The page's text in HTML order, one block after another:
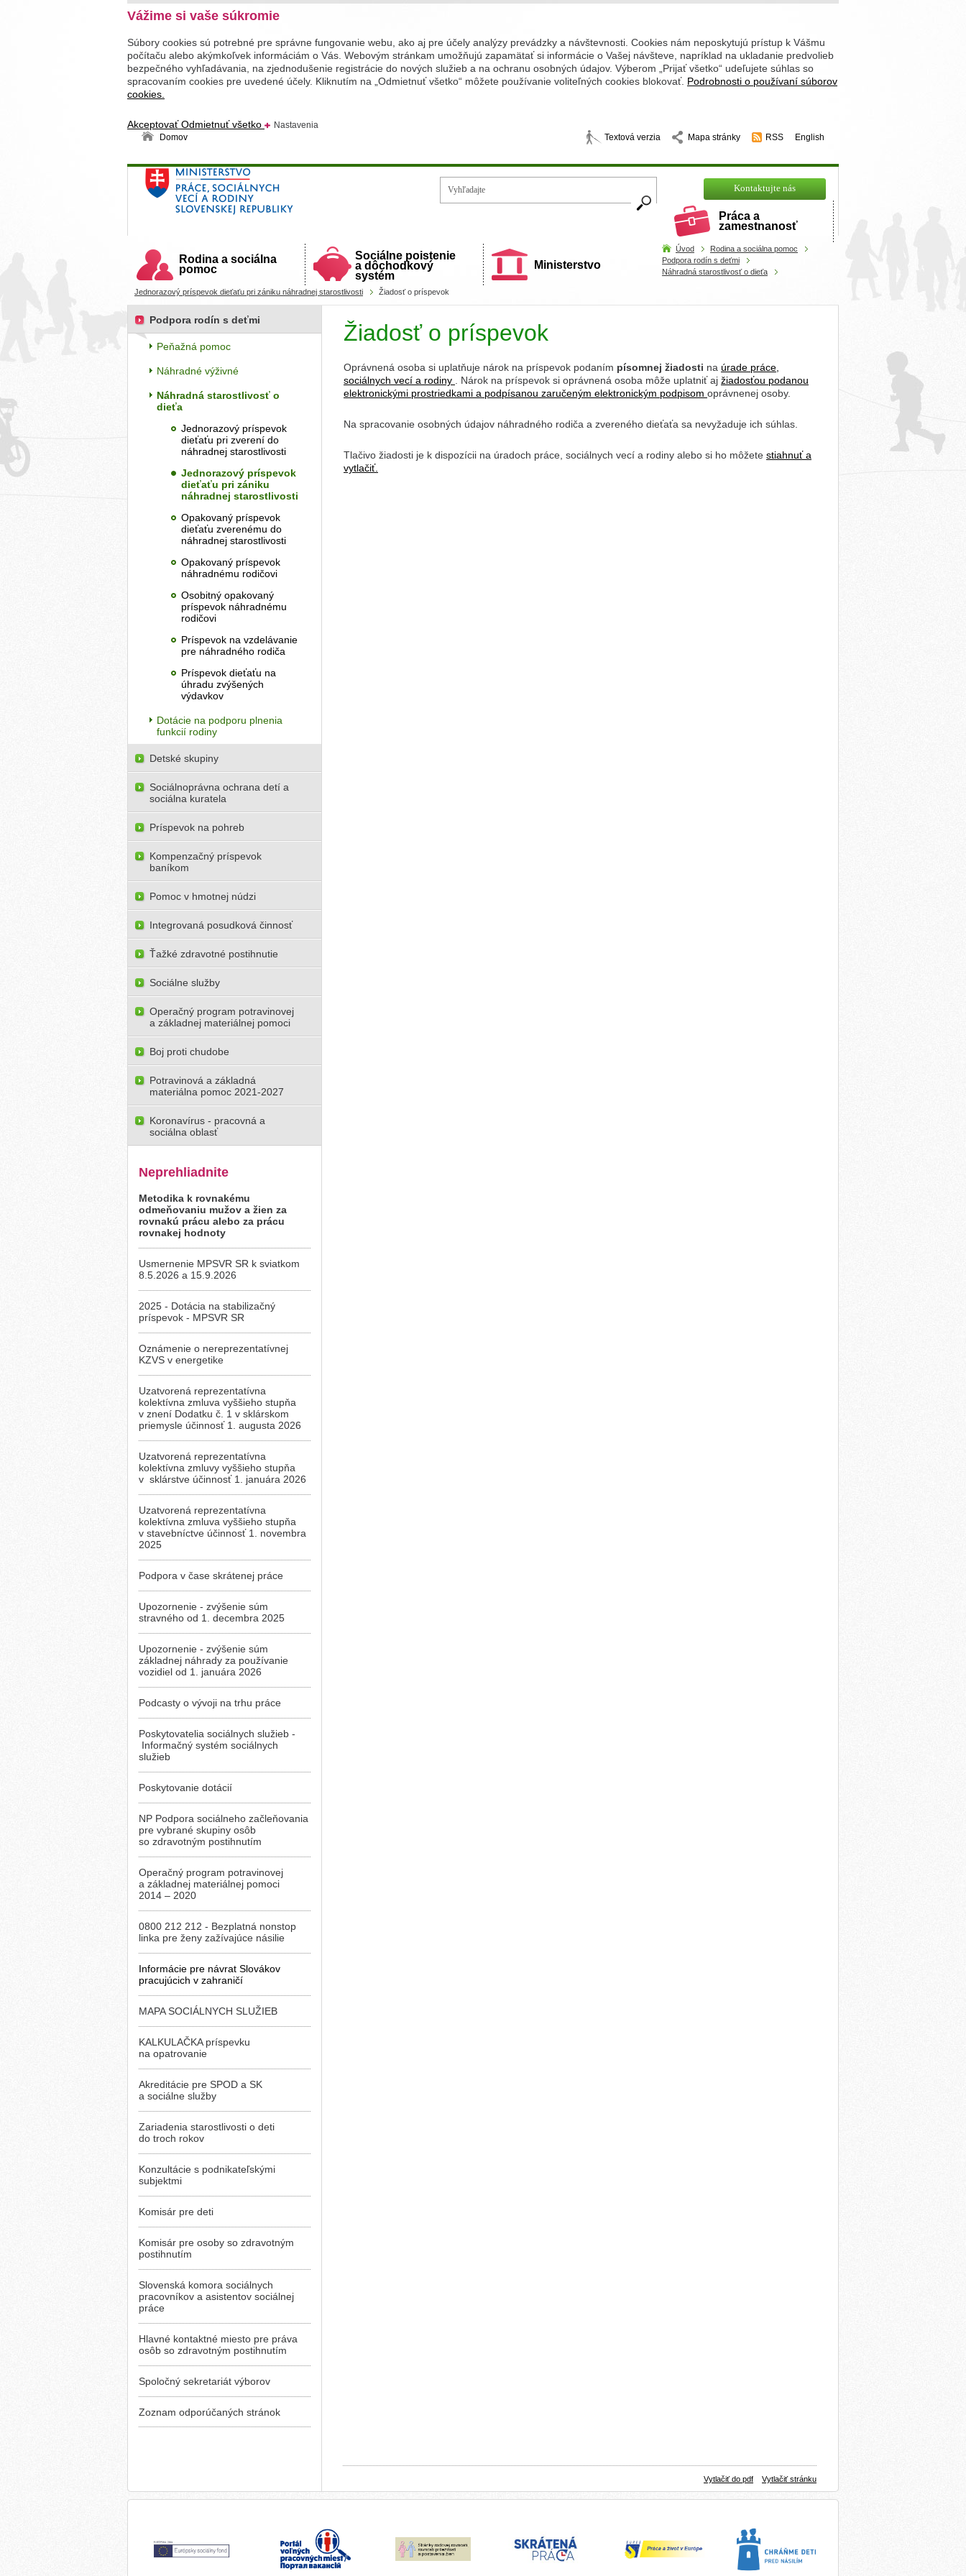
Vážime si vaše súkromie
Súbory cookies sú potrebné pre správne fungovanie webu, ako aj pre účely analýzy prevádzky a návštevnosti. Cookies nám neposkytujú prístup k Vášmu
počítaču alebo akýmkoľvek informáciám o Vás. Webovým stránkam umožňujú zapamätať si informácie o Vašej návšteve, napríklad na ukladanie predvolieb
bezpečného vyhľadávania, na zjednodušenie registrácie do nových služieb a na ochranu osobných údajov. Výberom „Prijať všetko“ udeľujete súhlas so
spracovaním cookies pre uvedené účely. Kliknutím na „Odmietnuť všetko“ môžete používanie voliteľných cookies blokovať. Podrobnosti o používaní súborov
cookies.
AkceptovaťOdmietnuť všetko
Nastavenia
Domov
Textová verzia Mapa stránky RSS English
Ministerstvo práce, sociálnych vecí a rodiny
Slovenskej republiky
Kontaktujte nás
Práca a
zamestnanosť
Rodina a sociálna
pomoc
Sociálne poistenie
a dôchodkový
systém
Ministerstvo
Úvod
Rodina a sociálna pomoc
Podpora rodín s deťmi
Náhradná starostlivosť o dieťa
Jednorazový príspevok dieťaťu pri zániku náhradnej starostlivosti Žiadosť o príspevok
Žiadosť o príspevok
Oprávnená osoba si uplatňuje nárok na príspevok podaním písomnej žiadosti na úrade práce,
sociálnych vecí a rodiny
. Nárok na príspevok si oprávnená osoba môže uplatniť aj žiadosťou podanou
elektronickými prostriedkami a podpísanou zaručeným elektronickým podpisom oprávnenej osoby.
Na spracovanie osobných údajov náhradného rodiča a zvereného dieťaťa sa nevyžaduje ich súhlas.
Tlačivo žiadosti je k dispozícii na úradoch práce, sociálnych vecí a rodiny alebo si ho môžete stiahnuť a
vytlačiť.
Podpora rodín s deťmi
Peňažná pomoc
Náhradné výživné
Náhradná starostlivosť o
dieťa
Jednorazový príspevok
dieťaťu pri zverení do
náhradnej starostlivosti
Jednorazový príspevok
dieťaťu pri zániku
náhradnej starostlivosti
Opakovaný príspevok
dieťaťu zverenému do
náhradnej starostlivosti
Opakovaný príspevok
náhradnému rodičovi
Osobitný opakovaný
príspevok náhradnému
rodičovi
Príspevok na vzdelávanie
pre náhradného rodiča
Príspevok dieťaťu na
úhradu zvýšených
výdavkov
Dotácie na podporu plnenia
funkcií rodiny
Detské skupiny
Sociálnoprávna ochrana detí a
sociálna kuratela
Príspevok na pohreb
Kompenzačný príspevok
baníkom
Pomoc v hmotnej núdzi
Integrovaná posudková činnosť
Ťažké zdravotné postihnutie
Sociálne služby
Operačný program potravinovej
a základnej materiálnej pomoci
Boj proti chudobe
Potravinová a základná
materiálna pomoc 2021-2027
Koronavírus - pracovná a
sociálna oblasť
Neprehliadnite
Metodika k rovnakému
odmeňovaniu mužov a žien za
rovnakú prácu alebo za prácu
rovnakej hodnoty
Usmernenie MPSVR SR k sviatkom
8.5.2026 a 15.9.2026
2025 - Dotácia na stabilizačný
príspevok - MPSVR SR
Oznámenie o nereprezentatívnej
KZVS v energetike
Uzatvorená reprezentatívna
kolektívna zmluva vyššieho stupňa
v znení Dodatku č. 1 v sklárskom
priemysle účinnosť 1. augusta 2026
Uzatvorená reprezentatívna
kolektívna zmluvy vyššieho stupňa
v sklárstve účinnosť 1. januára 2026
Uzatvorená reprezentatívna
kolektívna zmluva vyššieho stupňa
v stavebníctve účinnosť 1. novembra
2025
Podpora v čase skrátenej práce
Upozornenie - zvýšenie súm
stravného od 1. decembra 2025
Upozornenie - zvýšenie súm
základnej náhrady za používanie
vozidiel od 1. januára 2026
Podcasty o vývoji na trhu práce
Poskytovatelia sociálnych služieb -
Informačný systém sociálnych
služieb
Poskytovanie dotácií
NP Podpora sociálneho začleňovania
pre vybrané skupiny osôb
so zdravotným postihnutím
Operačný program potravinovej
a základnej materiálnej pomoci
2014 – 2020
0800 212 212 - Bezplatná nonstop
linka pre ženy zažívajúce násilie
Informácie pre návrat Slovákov
pracujúcich v zahraničí
MAPA SOCIÁLNYCH SLUŽIEB
KALKULAČKA príspevku
na opatrovanie
Akreditácie pre SPOD a SK
a sociálne služby
Zariadenia starostlivosti o deti
do troch rokov
Konzultácie s podnikateľskými
subjektmi
Komisár pre deti
Komisár pre osoby so zdravotným
postihnutím
Slovenská komora sociálnych
pracovníkov a asistentov sociálnej
práce
Hlavné kontaktné miesto pre práva
osôb so zdravotným postihnutím
Spoločný sekretariát výborov
Zoznam odporúčaných stránok
Vytlačiť do pdf Vytlačiť stránku